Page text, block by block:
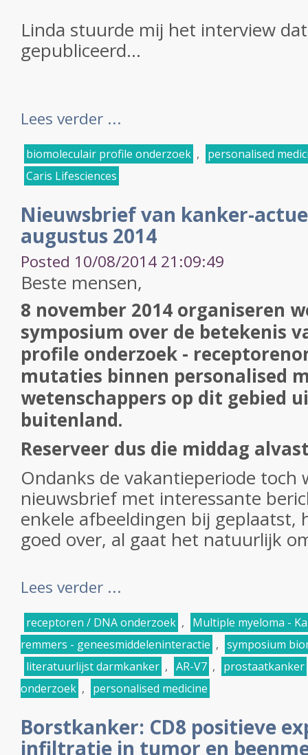
Linda stuurde mij het interview
gepubliceerd...
Lees verder ...
biomoleculair profile onderzoek ,
personalised
Caris Lifesciences
Nieuwsbrief van kanker-
augustus 2014
Posted 10/08/2014 21:09:49
Beste mensen,
8 november 2014 organiseren
symposium over de betekenis
profile onderzoek -
mutaties binnen personalised
wetenschappers op dit gebied
buitenland.
Reserveer dus die middag
Ondanks de vakantieperiode toch
nieuwsbrief met interessante
enkele afbeeldingen bij geplaatst,
goed over, al gaat het natuurlijk
Lees verder ...
receptoren / DNA onderzoek ,
Multiple myeloma -
remmers - geneesmiddeleninteractie , symposium
literatuurlijst darmkanker , AR-V7 ,
prostaatkanker
onderzoek , personalised medicine
Borstkanker: CD8 positieve
infiltratie in tumor en